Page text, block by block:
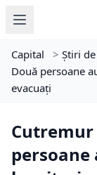
Capital > Știri
Două persoane
evacuați
Cutremur
persoane